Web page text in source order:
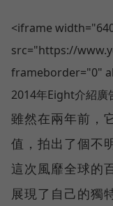
<iframe
src="https://
frameborder="0"
2014年Eight介紹廣
雖然在兩年前，
值，拍出了個不
這次風靡全球的
展現了自己的獨特